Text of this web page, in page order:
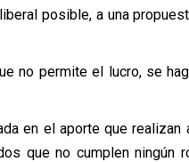
posible, a una
no permite el lucro, se
en el aporte que realizan
que no cumplen ningún